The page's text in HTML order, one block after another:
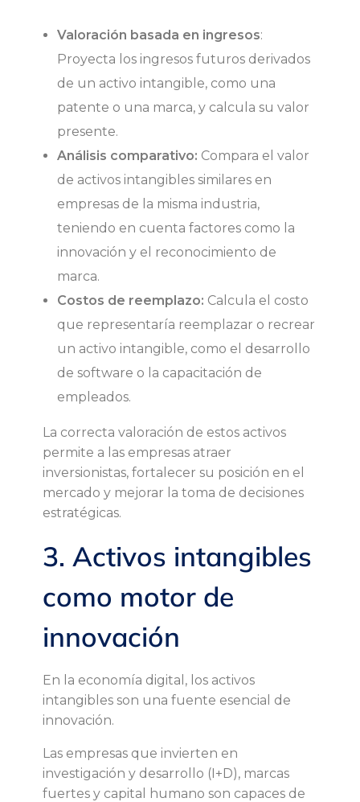
Valoración basada en ingresos:
Proyecta los ingresos futuros derivados
de un activo intangible, como una
patente o una marca, y calcula su valor
presente.
Análisis comparativo: Compara el valor
de activos intangibles similares en
empresas de la misma industria,
teniendo en cuenta factores como la
innovación y el reconocimiento de
marca.
Costos de reemplazo: Calcula el costo
que representaría reemplazar o recrear
un activo intangible, como el desarrollo
de software o la capacitación de
empleados.
La correcta valoración de estos activos
permite a las empresas atraer
inversionistas, fortalecer su posición en el
mercado y mejorar la toma de decisiones
estratégicas.
3. Activos intangibles
como motor de
innovación
En la economía digital, los activos
intangibles son una fuente esencial de
innovación.
Las empresas que invierten en
investigación y desarrollo (I+D), marcas
fuertes y capital humano son capaces de